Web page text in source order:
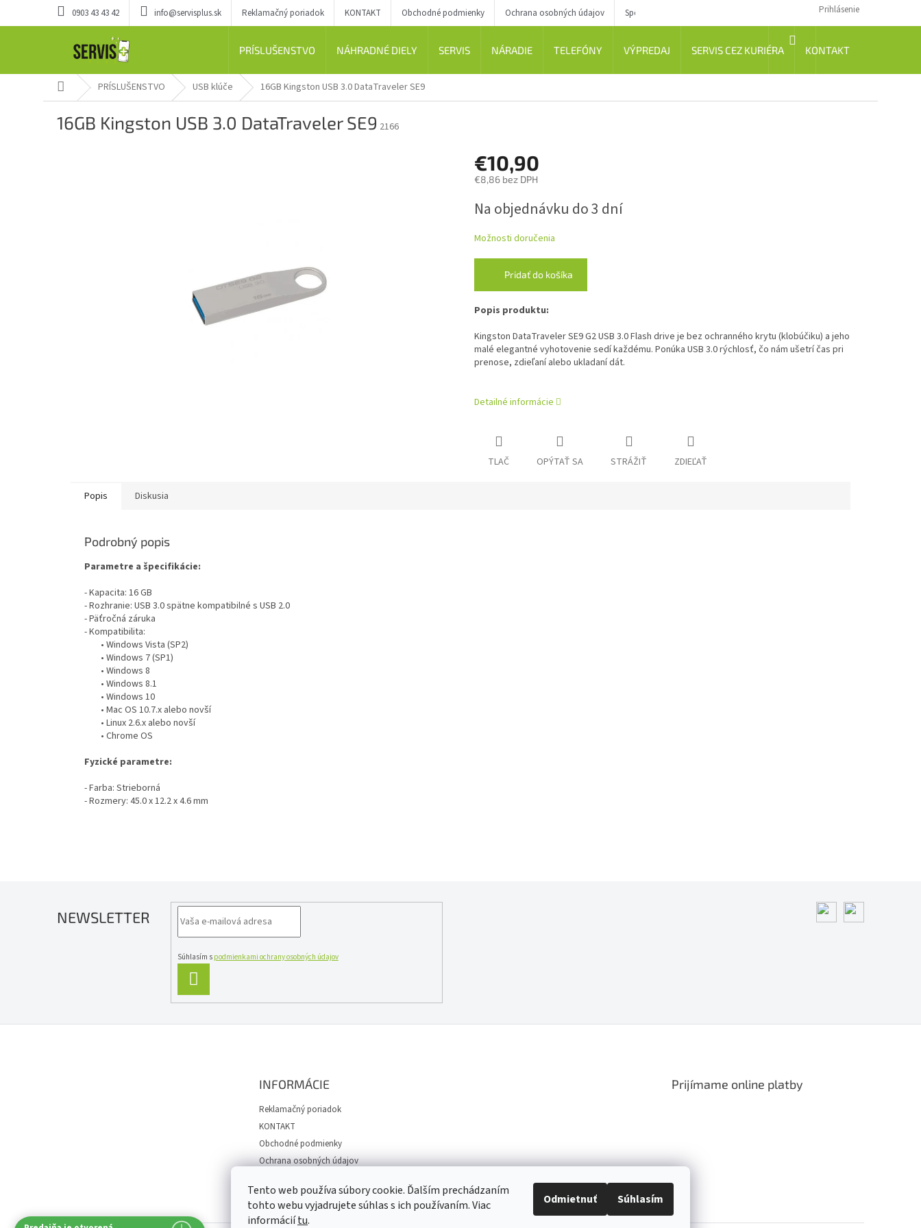
Tento web používa súbory cookie. Ďalším prechádzaním
tohto webu vyjadrujete súhlas s ich používaním. Viac
informáciítu.
Odmietnuť Súhlasím
0903 43 43 42 info@servisplus.sk Reklamačný poriadok KONTAKT Obchodné podmienky Ochrana osobných údajov Spôsob dopravy Prihlásenie
NÁKUPNÝ
PRÍSLUŠENSTVO NÁHRADNÉ DIELY SERVIS NÁRADIE TELEFÓNY VÝPREDAJ SERVIS CEZ KURIÉRA KONTAKT
DomovPRÍSLUŠENSTVO USB klúče 16GB Kingston USB 3.0 DataTraveler SE9
16GB Kingston USB 3.0 DataTraveler SE9 2166
€10,90
€8,86 bez DPH
cena:
Na objednávku do 3 dní
Možnosti doručenia
Pridať do košíka
Popis produktu:
Kingston DataTraveler SE9 G2 USB 3.0 Flash drive je bez ochranného krytu (klobúčiku) a jeho
malé elegantné vyhotovenie sedí každému. Ponúka USB 3.0 rýchlosť, čo nám ušetrí čas pri
prenose, zdieľaní alebo ukladaní dát.
Detailné informácie
TLAČ OPÝTAŤ SA STRÁŽIŤ ZDIEĽAŤ
Popis Diskusia
Podrobný popis
Parametre a špecifikácie:
- Kapacita: 16 GB
- Rozhranie: USB 3.0 spätne kompatibilné s USB 2.0
- Päťročná záruka
- Kompatibilita:
• Windows Vista (SP2)
• Windows 7 (SP1)
• Windows 8
• Windows 8.1
• Windows 10
• Mac OS 10.7.x alebo novší
• Linux 2.6.x alebo novší
• Chrome OS
Fyzické parametre:
- Farba: Strieborná
- Rozmery: 45.0 x 12.2 x 4.6 mm
NEWSLETTER
Súhlasím s podmienkami ochrany osobných údajov
SA
INFORMÁCIE
Reklamačný poriadok
KONTAKT
Obchodné podmienky
Ochrana osobných údajov
Návody
Prijímame online platby